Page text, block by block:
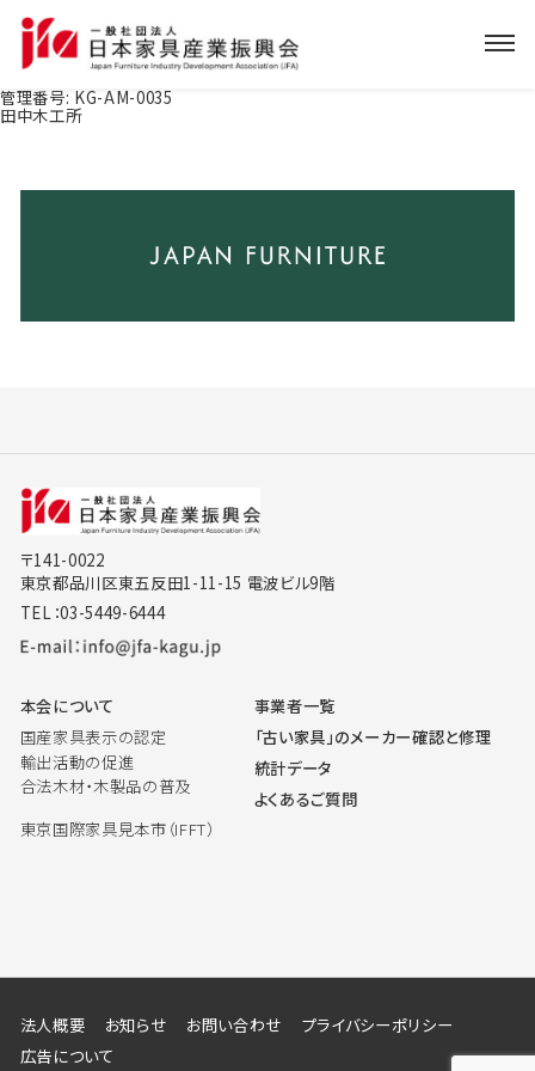
管理番号: KG-AM-0035
田中木工所
〒141-0022
東京都品川区東五反田1-11-15 電波ビル9階
TEL：03-5449-6444
本会について
国産家具表示の認定
輸出活動の促進
合法木材・木製品の普及
東京国際家具見本市（IFFT）
事業者一覧
「古い家具」のメーカー確認と修理
統計データ
よくあるご質問
法人概要 お知らせ お問い合わせ
プライバシーポリシー
広告について